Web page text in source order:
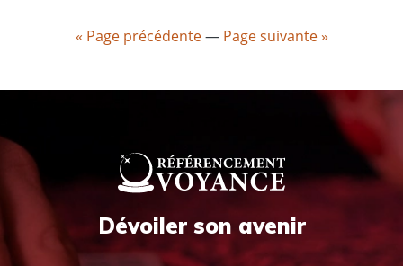
« Page précédente— Page suivante »
Dévoiler son avenir